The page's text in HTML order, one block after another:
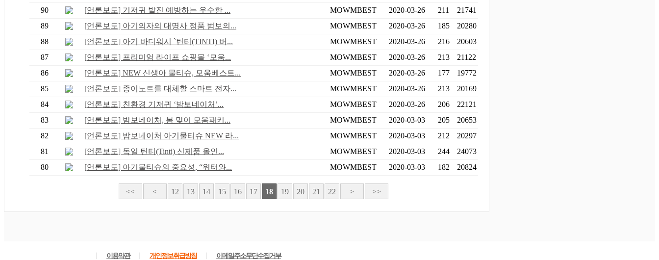
90
[언론보도] 기저귀 발진 예방하는 우수한 ... MOWMBEST 2020-03-26 211
21741
89
[언론보도] 아기의자의 대명사 정품 범보의... MOWMBEST 2020-03-26 185
20280
88
[언론보도] 아기 바디워시 `틴티(TINTI) 버... MOWMBEST 2020-03-26 216
20603
87
[언론보도] 프리미엄 라이프 쇼핑몰 ‘모움... MOWMBEST 2020-03-26 213
21122
86
[언론보도] NEW 신생아 물티슈, 모움베스트... MOWMBEST 2020-03-26 177
19772
85
[언론보도] 종이노트를 대체할 스마트 전자... MOWMBEST 2020-03-26 213
20169
84
[언론보도] 친환경 기저귀 ‘밤보네이처’... MOWMBEST 2020-03-26 206
22121
83
[언론보도] 밤보네이처, 봄 맞이 모움패키... MOWMBEST 2020-03-03 205
20653
82
[언론보도] 밤보네이처 아기물티슈 NEW 라... MOWMBEST 2020-03-03 212
20297
81
[언론보도] 독일 틴티(Tinti) 신제품 올인... MOWMBEST 2020-03-03 244
24073
80
[언론보도] 아기물티슈의 중요성, “워터와... MOWMBEST 2020-03-03 182 20824
<< < 12 13 14 15 16 17 18 19 20 21 22 > >>
이용약관 개인정보취급방침 이메일주소무단수집거부